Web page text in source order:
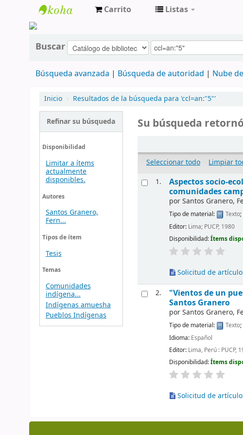
Carrito Listas
Buscar
Búsqueda avanzada Búsqueda de autoridad Nube
Inicio › Resultados de la búsqueda para 'ccl=an:"5"'
Refinar su búsqueda
Disponibilidad
Limitar a ítems
actualmente
disponibles.
Autores
Santos Granero,
Fern...
Tipos de ítem
Tesis
Temas
Comunidades
indígena...
Indígenas amuesha
Pueblos Indígenas
Su búsqueda
Seleccionar todo Limpiar
1.
Aspectos socio-
comunidades
porSantos Granero,
Tipo de material: Texto;
Editor: Lima; PUCP, 1980
Disponibilidad:Ítems
Solicitud de artículo
2.
"Vientos de un
Santos Granero
porSantos Granero,
Tipo de material: Texto
Idioma: Español
Editor: Lima, Perú : PUCP,
Disponibilidad:Ítems
Solicitud de artículo